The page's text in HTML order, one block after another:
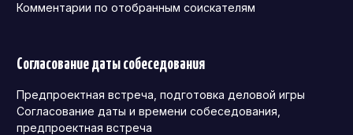
Комментарии по отобранным соискателям
Согласование даты собеседования
Предпроектная встреча, подготовка деловой игры
Согласование даты и времени собеседования,
предпроектная встреча